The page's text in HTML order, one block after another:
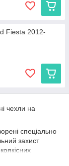
Fiesta 2012-
чехли на
спеціально
захист